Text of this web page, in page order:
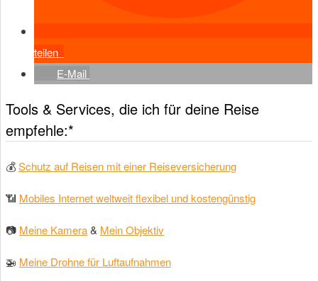
teilen
E-Mail
Tools & Services, die ich für deine Reise
empfehle:*
💰Schutz auf Reisen mit einer Reiseversicherung
📶 Mobiles Internet weltweit flexibel und kostengünstig
📷 Meine Kamera& Mein Objektiv
🚁 Meine Drohne für Luftaufnahmen